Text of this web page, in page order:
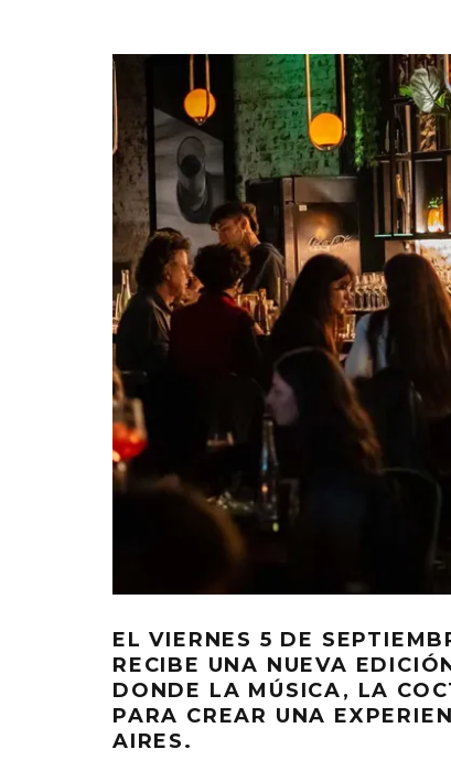
EL VIERNES 5 DE
RECIBE UNA NUEVA
DONDE LA MÚSICA, LA
PARA CREAR UNA
AIRES.